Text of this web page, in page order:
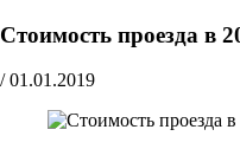
Стоимость проезда в
/ 01.01.2019